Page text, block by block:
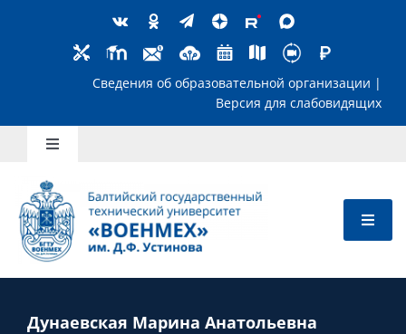
Сведения об образовательной
Toggle
Школьникам
Абитуриентам
Дунаевская Марина Анатольевна